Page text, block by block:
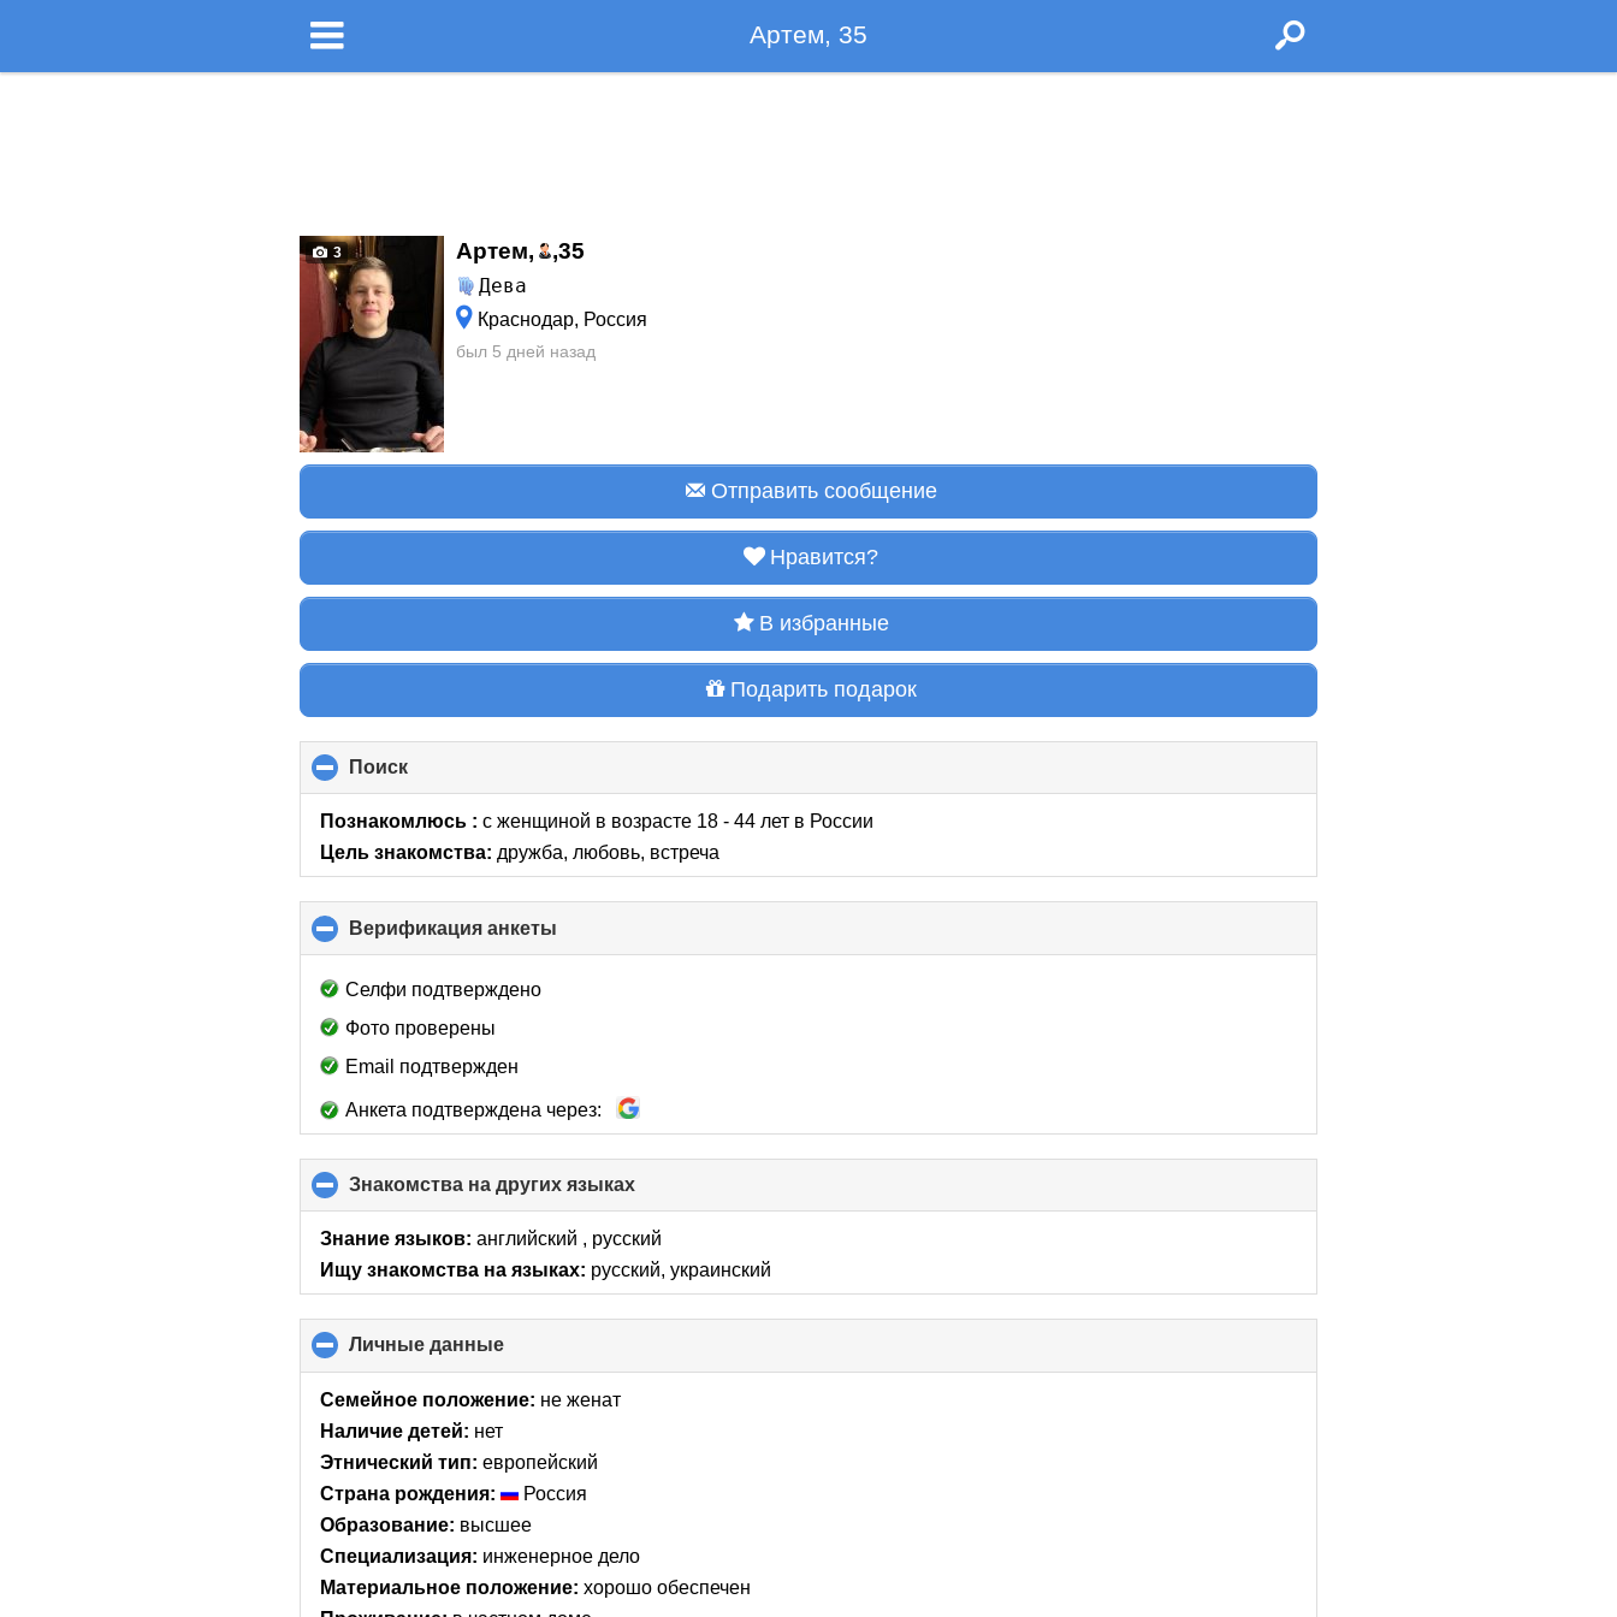
Артем, 35
3 Артем, ,35
Дева
Краснодар, Россия
был 5 дней назад
Отправить сообщение
Нравится?
В избранные
Подарить подарок
Поиск
to
collapse
Познакомлюсь :с женщиной в возрасте 18 - 44 лет в России
Цель знакомства: дружба, любовь, встреча
Верификация анкеты
to
Селфи подтверждено
Фото проверены
Email подтвержден
Анкета подтверждена через:
Знакомства на других языках
to
collapse
contents
Знание языков: английский , русский
Ищу знакомства на языках: русский, украинский
Личные данные
to
collapse
Семейное положение: не женат
Наличие детей: нет
Этнический тип: европейский
Страна рождения:
Россия
Образование: высшее
Специализация: инженерное дело
Материальное положение: хорошо обеспечен